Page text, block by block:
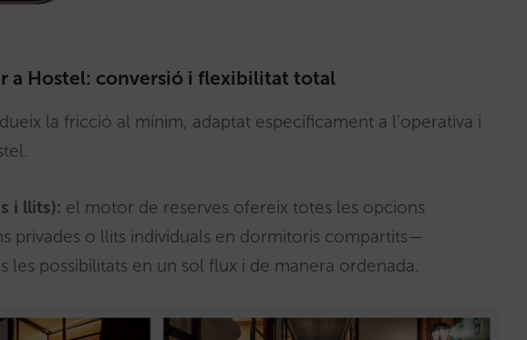
a Hostel: conversió i flexibilitat total
la fricció al mínim, adaptat específicament a l’operativa i
i llits): el motor de reserves ofereix totes les opcions
privades o llits individuals en dormitoris compartits—
les possibilitats en un sol flux i de manera ordenada.